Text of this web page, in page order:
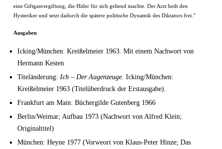
eine Giftgasvergiftung, die Hitler für sich geltend machte. Der Arzt heilt den
Hysteriker und setzt dadurch die spätere politische Dynamik des Diktators frei."
Ausgaben
Icking/München: Kreißelmeier 1963. Mit einem Nachwort von
Hermann Kesten
Titeländerung: Ich – Der Augenzeuge. Icking/München:
Kreißelmeier 1963 (Titelüberdruck der Erstausgabe).
Frankfurt am Main: Büchergilde Gutenberg 1966
Berlin/Weimar; Aufbau 1973 (Nachwort von Alfred Klein;
Originaltitel)
München: Heyne 1977 (Vorweort von Klaus-Peter Hinze; Das